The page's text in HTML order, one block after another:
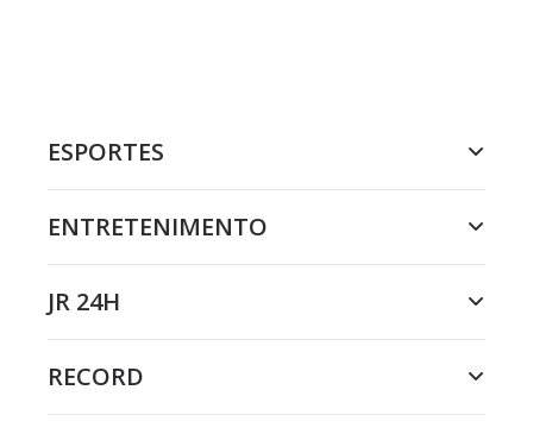
ESPORTES
ENTRETENIMENTO
JR 24H
RECORD